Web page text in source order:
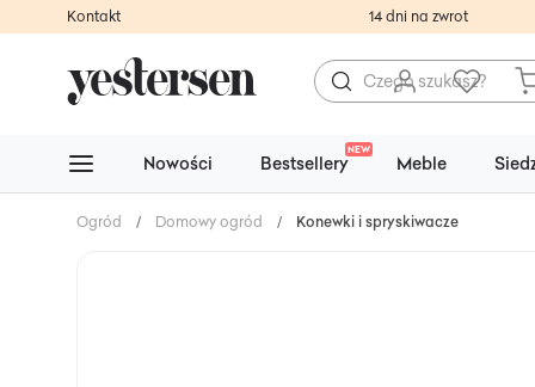
Kontakt 14 dni na zwrot
Nowości Bestsellery
NEW
Meble
Ogród / Domowy ogród / Konewki i spryskiwacze